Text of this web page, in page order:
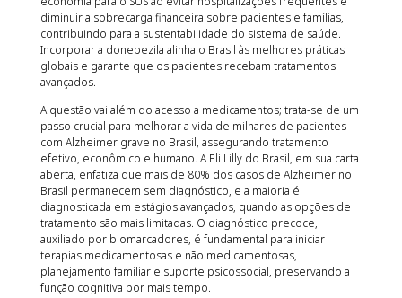
diminuir a sobrecarga financeira sobre pacientes e famílias,
contribuindo para a sustentabilidade do sistema de saúde.
Incorporar a donepezila alinha o Brasil às melhores práticas
globais e garante que os pacientes recebam tratamentos
avançados.
A questão vai além do acesso a medicamentos; trata-se de um
passo crucial para melhorar a vida de milhares de pacientes
com Alzheimer grave no Brasil, assegurando tratamento
efetivo, econômico e humano. A Eli Lilly do Brasil, em sua carta
aberta, enfatiza que mais de 80% dos casos de Alzheimer no
Brasil permanecem sem diagnóstico, e a maioria é
diagnosticada em estágios avançados, quando as opções de
tratamento são mais limitadas. O diagnóstico precoce,
auxiliado por biomarcadores, é fundamental para iniciar
terapias medicamentosas e não medicamentosas,
planejamento familiar e suporte psicossocial, preservando a
função cognitiva por mais tempo.